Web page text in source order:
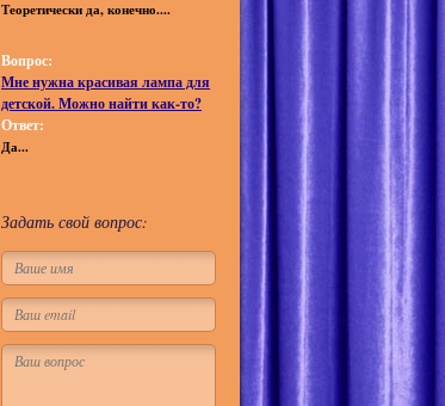
Теоретически да, конечно....
Вопрос:
Мне нужна красивая лампа для
детской. Можно найти как-то?
Ответ:
Да...
Задать свой вопрос: